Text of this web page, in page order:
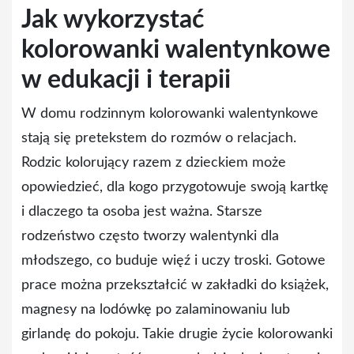
Jak wykorzystać
kolorowanki walentynkowe
w edukacji i terapii
W domu rodzinnym kolorowanki walentynkowe
stają się pretekstem do rozmów o relacjach.
Rodzic kolorujący razem z dzieckiem może
opowiedzieć, dla kogo przygotowuje swoją kartkę
i dlaczego ta osoba jest ważna. Starsze
rodzeństwo często tworzy walentynki dla
młodszego, co buduje więź i uczy troski. Gotowe
prace można przekształcić w zakładki do książek,
magnesy na lodówkę po zalaminowaniu lub
girlandę do pokoju. Takie drugie życie kolorowanki